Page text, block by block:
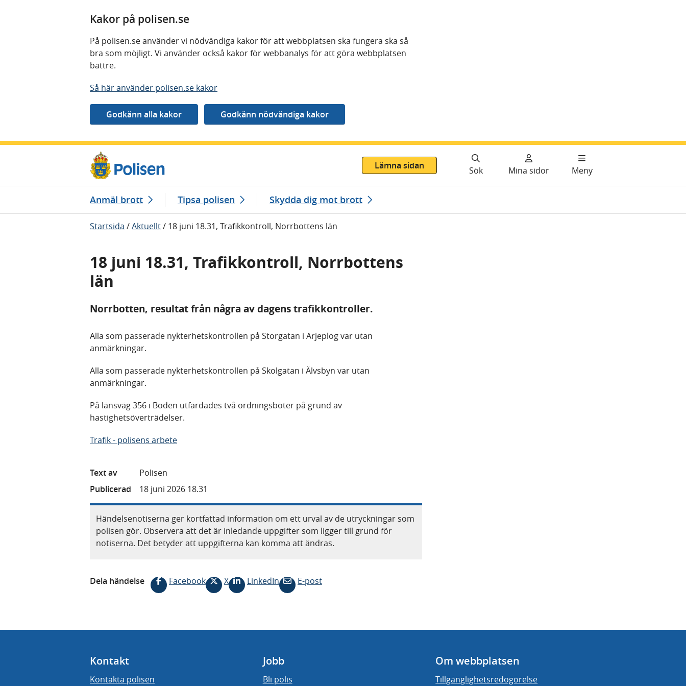
Kakor på polisen.se
På polisen.se använder vi nödvändiga kakor för att webbplatsen ska fungera ska så
bra som möjligt. Vi använder också kakor för webbanalys för att göra webbplatsen
bättre.
Så här använder polisen.se kakor
Lämna sidan
Sök Mina sidor Meny
Anmäl brott Tipsa polisen Skydda dig mot brott
Startsida /Aktuellt/ 18 juni 18.31, Trafikkontroll, Norrbottens län
18 juni 18.31, Trafikkontroll, Norrbottens
län
Norrbotten, resultat från några av dagens trafikkontroller.
Alla som passerade nykterhetskontrollen på Storgatan i Arjeplog var utan
anmärkningar.
Alla som passerade nykterhetskontrollen på Skolgatan i Älvsbyn var utan
anmärkningar.
På länsväg 356 i Boden utfärdades två ordningsböter på grund av
hastighetsöverträdelser.
Trafik - polisens arbete
Text av
Polisen
Publicerad
18 juni 2026 18.31
Händelsenotiserna ger kortfattad information om ett urval av de utryckningar som
polisen gör. Observera att det är inledande uppgifter som ligger till grund för
notiserna. Det betyder att uppgifterna kan komma att ändras.
Dela händelse Facebook X LinkedIn E-post
Kontakt
Kontakta polisen
Jobb
Bli polis
Om webbplatsen
Tillgänglighetsredogörelse